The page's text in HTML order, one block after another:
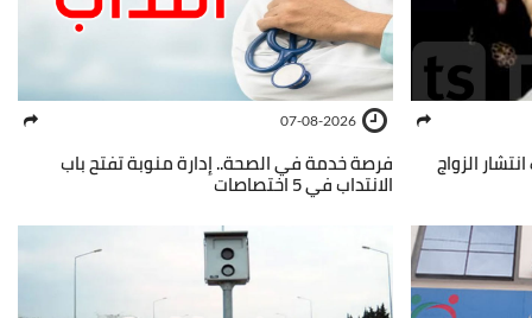
الزواج
07-08-2026
فرصة خدمة في الصحة.. إدارة منوبة تفتح باب
الانتداب في 5 اختصاصات